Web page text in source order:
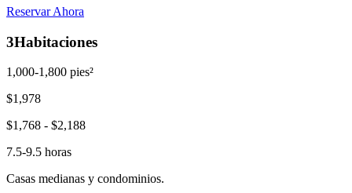
Reservar Ahora
3Habitaciones
1,000-1,800 pies²
$1,978
$1,768 - $2,188
7.5-9.5 horas
Casas medianas y condominios.